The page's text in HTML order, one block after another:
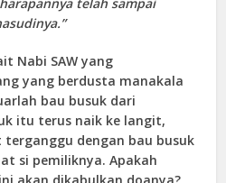
telah sampai
Nabi SAW yang
yang berdusta manakala
bau busuk dari
itu terus naik ke langit,
dengan bau busuk
si pemiliknya. Apakah